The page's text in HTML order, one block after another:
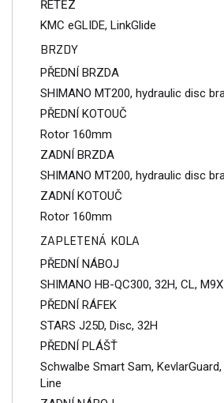
ŘETĚZ
KMC eGLIDE, LinkGlide
BRZDY
PŘEDNÍ BRZDA
SHIMANO MT200, hydraulic disc
PŘEDNÍ KOTOUČ
Rotor 160mm
ZADNÍ BRZDA
SHIMANO MT200, hydraulic disc
ZADNÍ KOTOUČ
Rotor 160mm
ZAPLETENÁ KOLA
PŘEDNÍ NÁBOJ
SHIMANO HB-QC300, 32H, CL,
PŘEDNÍ RÁFEK
STARS J25D, Disc, 32H
PŘEDNÍ PLÁŠŤ
Schwalbe Smart Sam,
Line